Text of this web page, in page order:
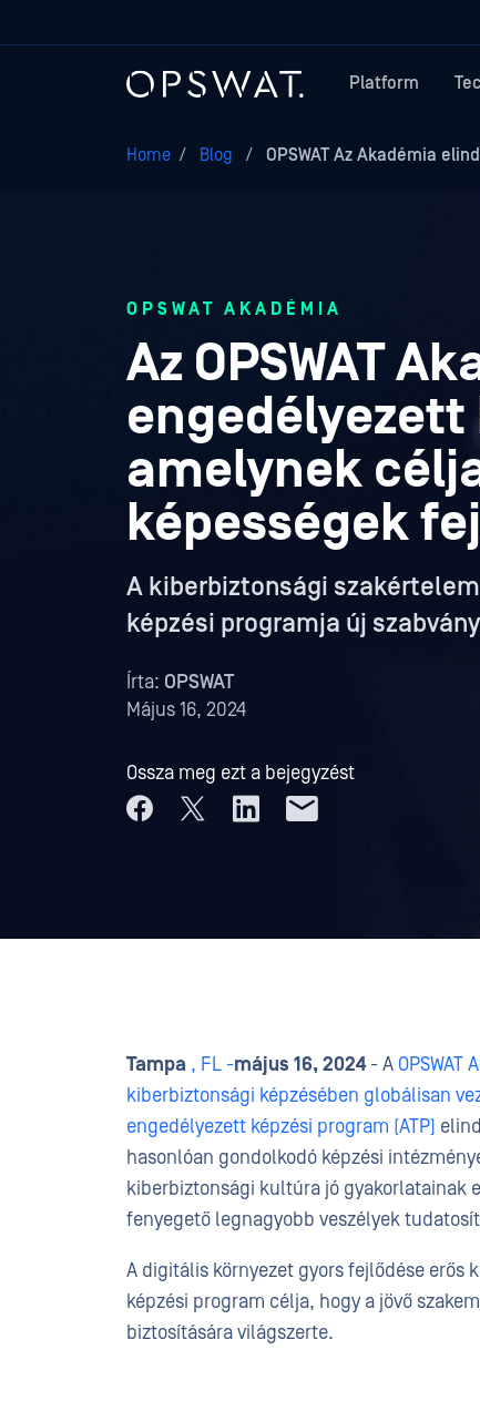
Platform
Home / Blog / OPSWAT Az Akadémia
OPSWAT AKADÉMIA
Az OPSWAT
amelynek
képességek
A kiberbiztonsági
képzési programja új
Írta: OPSWAT
Május 16, 2024
Ossza meg ezt a bejegyzést
Tampa , FL -május 16, 2024- A
kiberbiztonsági képzésében globálisan
engedélyezett képzési program (ATP)
hasonlóan gondolkodó képzési
kiberbiztonsági kultúra jó gyakorlatainak
fenyegető legnagyobb veszélyek
A digitális környezet gyors fejlődése
képzési program célja, hogy a jövő
biztosítására világszerte.